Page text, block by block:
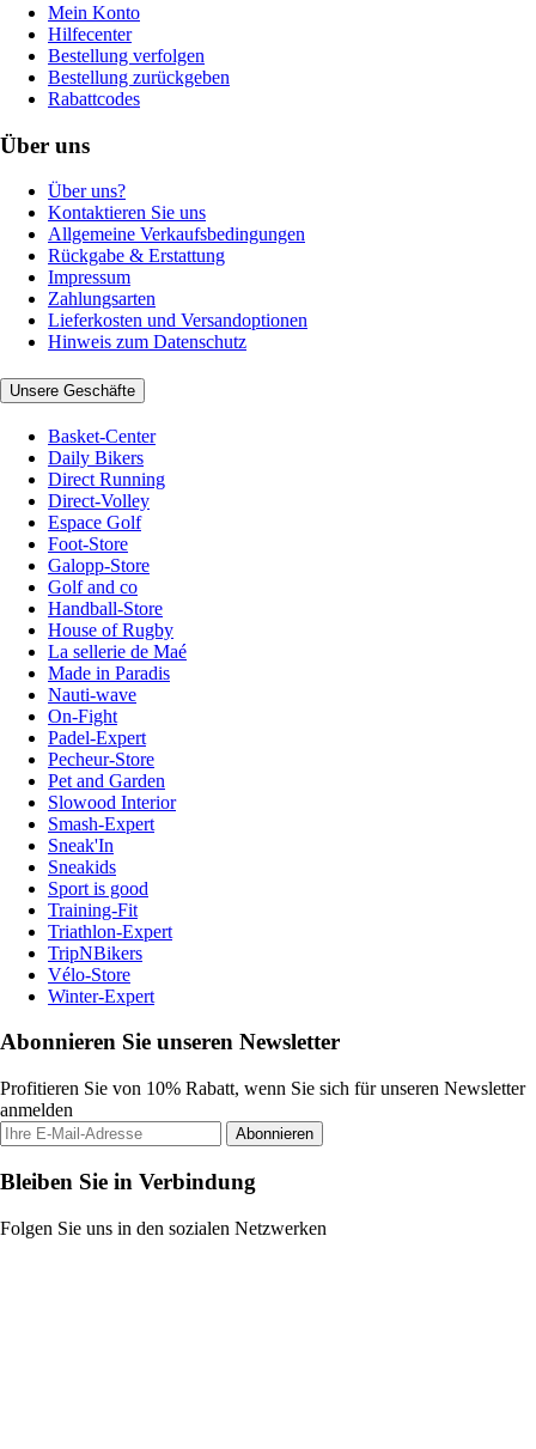
Mein Konto
Hilfecenter
Bestellung verfolgen
Bestellung zurückgeben
Rabattcodes
Über uns
Über uns?
Kontaktieren Sie uns
Allgemeine Verkaufsbedingungen
Rückgabe & Erstattung
Impressum
Zahlungsarten
Lieferkosten und Versandoptionen
Hinweis zum Datenschutz
Unsere Geschäfte
Basket-Center
Daily Bikers
Direct Running
Direct-Volley
Espace Golf
Foot-Store
Galopp-Store
Golf and co
Handball-Store
House of Rugby
La sellerie de Maé
Made in Paradis
Nauti-wave
On-Fight
Padel-Expert
Pecheur-Store
Pet and Garden
Slowood Interior
Smash-Expert
Sneak'In
Sneakids
Sport is good
Training-Fit
Triathlon-Expert
TripNBikers
Vélo-Store
Winter-Expert
Abonnieren Sie unseren Newsletter
Profitieren Sie von 10% Rabatt, wenn Sie sich für unseren Newsletter
anmelden
Abonnieren
Bleiben Sie in Verbindung
Folgen Sie uns in den sozialen Netzwerken